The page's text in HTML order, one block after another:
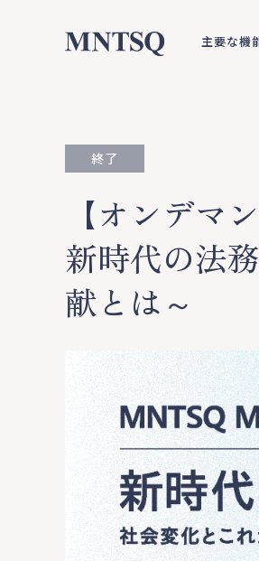
主要な機
終了
【オンデ
新時代の法
献とは～